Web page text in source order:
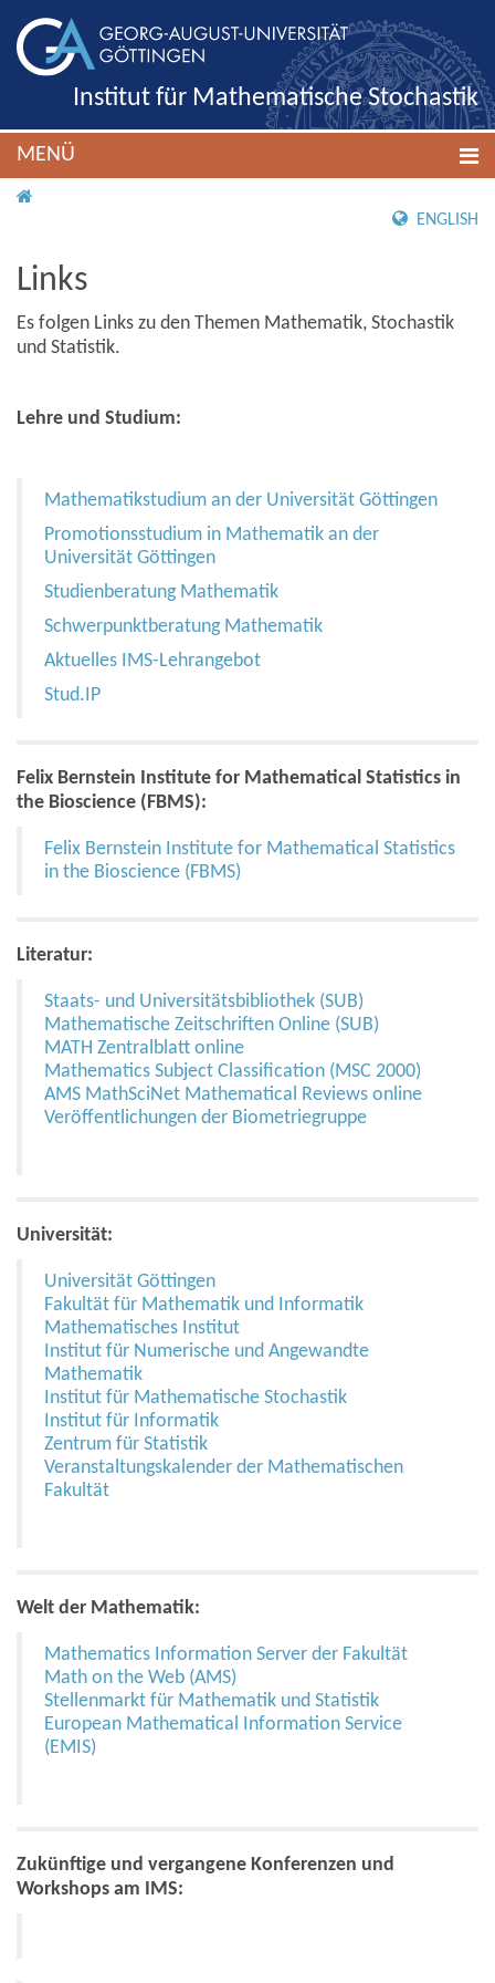
Institut für Mathematische Stochastik
MENÜ
ENGLISH
Links
Es folgen Links zu den Themen Mathematik, Stochastik
und Statistik.
Lehre und Studium:
Mathematikstudium an der Universität Göttingen
Promotionsstudium in Mathematik an der
Universität Göttingen
Studienberatung Mathematik
Schwerpunktberatung Mathematik
Aktuelles IMS-Lehrangebot
Stud.IP
Felix Bernstein Institute for Mathematical Statistics in
the Bioscience (FBMS):
Felix Bernstein Institute for Mathematical Statistics
in the Bioscience (FBMS)
Literatur:
Staats- und Universitätsbibliothek (SUB)
Mathematische Zeitschriften Online (SUB)
MATH Zentralblatt online
Mathematics Subject Classification (MSC 2000)
AMS MathSciNet Mathematical Reviews online
Veröffentlichungen der Biometriegruppe
Universität:
Universität Göttingen
Fakultät für Mathematik und Informatik
Mathematisches Institut
Institut für Numerische und Angewandte
Mathematik
Institut für Mathematische Stochastik
Institut für Informatik
Zentrum für Statistik
Veranstaltungskalender der Mathematischen
Fakultät
Welt der Mathematik:
Mathematics Information Server der Fakultät
Math on the Web (AMS)
Stellenmarkt für Mathematik und Statistik
European Mathematical Information Service
(EMIS)
Zukünftige und vergangene Konferenzen und
Workshops am IMS: